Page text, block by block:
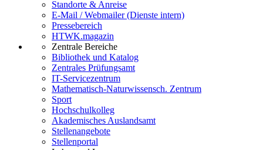
Standorte & Anreise
E-Mail / Webmailer (Dienste intern)
Pressebereich
HTWK.magazin
Zentrale Bereiche
Bibliothek und Katalog
Zentrales Prüfungsamt
IT-Servicezentrum
Mathematisch-Naturwissensch. Zentrum
Sport
Hochschulkolleg
Akademisches Auslandsamt
Stellenangebote
Stellenportal